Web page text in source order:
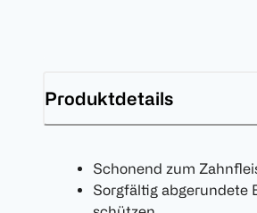
Produktdetails
Schonend zum
Sorgfältig abgerundete